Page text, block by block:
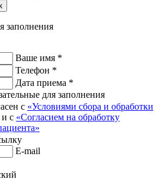
заполнения
Ваше имя *
Телефон *
Дата приема *
для заполнения
с «Условиями сбора и обработки
и с «Согласием на обработку
E-mail